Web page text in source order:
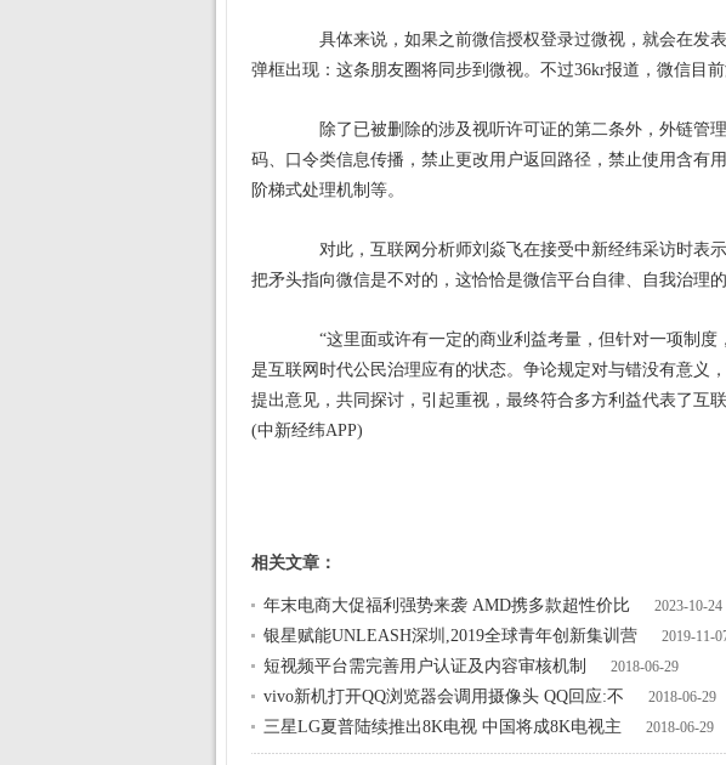
具体来说，如果之前微信授权登录过微视，就会在发表
弹框出现：这条朋友圈将同步到微视。不过36kr报道，微信目前
除了已被删除的涉及视听许可证的第二条外，外链管理
码、口令类信息传播，禁止更改用户返回路径，禁止使用含有
阶梯式处理机制等。
对此，互联网分析师刘焱飞在接受中新经纬采访时表
把矛头指向微信是不对的，这恰恰是微信平台自律、自我治理的
“这里面或许有一定的商业利益考量，但针对一项制度
是互联网时代公民治理应有的状态。争论规定对与错没有意义
提出意见，共同探讨，引起重视，最终符合多方利益代表了互
(中新经纬APP)
相关文章：
年末电商大促福利强势来袭 AMD携多款超性价比 2023-10-24
银星赋能UNLEASH深圳,2019全球青年创新集训营 2019-11-
短视频平台需完善用户认证及内容审核机制 2018-06-29
vivo新机打开QQ浏览器会调用摄像头 QQ回应:不 2018-06-29
三星LG夏普陆续推出8K电视 中国将成8K电视主 2018-06-29